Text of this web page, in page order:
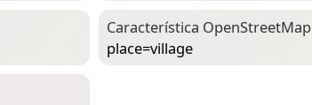
Característica Open­Street­Map
place=­village